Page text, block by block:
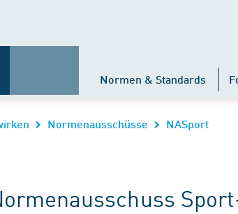
Normen & Standards
Normenausschüsse NASport